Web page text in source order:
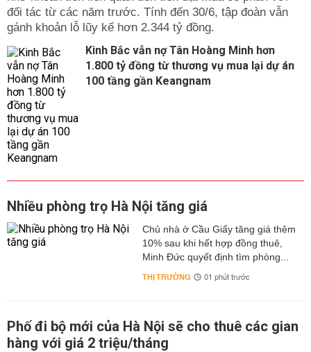
đối tác từ các năm trước. Tính đến 30/6, tập đoàn vẫn
gánh khoản lỗ lũy kế hơn 2.344 tỷ đồng.
Kinh Bắc vẫn nợ Tân Hoàng Minh hơn
1.800 tỷ đồng từ thương vụ mua lại dự án
100 tầng gần Keangnam
Nhiều phòng trọ Hà Nội tăng giá
Chủ nhà ở Cầu Giấy tăng giá thêm
10% sau khi hết hợp đồng thuê,
Minh Đức quyết định tìm phòng...
THỊ TRƯỜNG 01 phút trước
Phố đi bộ mới của Hà Nội sẽ cho thuê các gian
hàng với giá 2 triệu/tháng